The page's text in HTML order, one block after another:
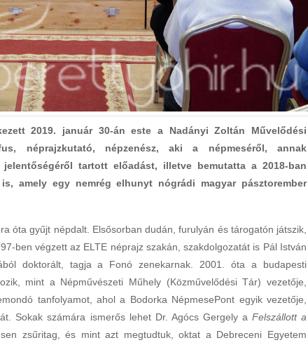
2019. január 30-án este a Nadányi Zoltán Művelődési
néprajzkutató, népzenész, aki a népmeséről, annak
jelentőségéről tartott előadást, illetve bemutatta a 2018-ban
amely egy nemrég elhunyt nógrádi magyar pásztorember
óta gyűjt népdalt. Elsősorban dudán, furulyán és tárogatón játszik,
ben végzett az ELTE néprajz szakán, szakdolgozatát is Pál István
doktorált, tagja a Fonó zenekarnak. 2001. óta a budapesti
mint a Népművészeti Műhely (Közművelődési Tár) vezetője,
tanfolyamot, ahol a Bodorka NépmesePont egyik vezetője,
Sokak számára ismerős lehet Dr. Agócs Gergely a Felszállott a
zsűritag, és mint azt megtudtuk, oktat a Debreceni Egyetem